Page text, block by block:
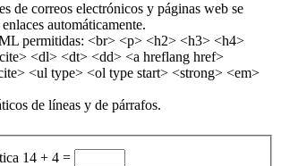
de correos electrónicos y páginas web se
automáticamente.
permitidas: <br> <p> <h2> <h3> <h4>
<dl> <dt> <dd> <a hreflang href>
<ul type> <ol type start> <strong> <em>
de líneas y de párrafos.
14 + 4 =